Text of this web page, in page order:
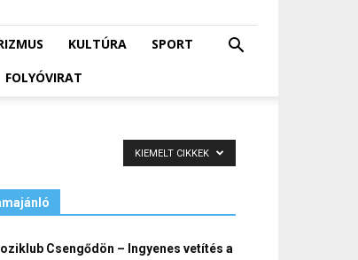
KULTÚRA
SPORT
FOLYÓVIRAT
KIEMELT CIKKEK
Csengődön – Ingyenes vetítés a